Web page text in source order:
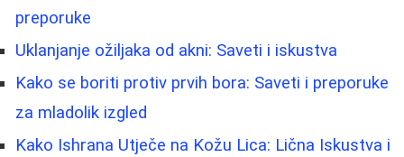
preporuke
Uklanjanje ožiljaka od akni: Saveti i iskustva
Kako se boriti protiv prvih bora: Saveti i preporuke
za mladolik izgled
Kako Ishrana Utječe na Kožu Lica: Lična Iskustva i